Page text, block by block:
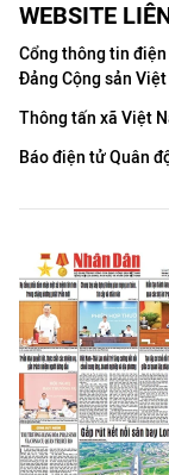
WEBSITE
Cổng thông tin
Đảng Cộng sản
Thông tấn xã Việt
Báo điện tử Quân